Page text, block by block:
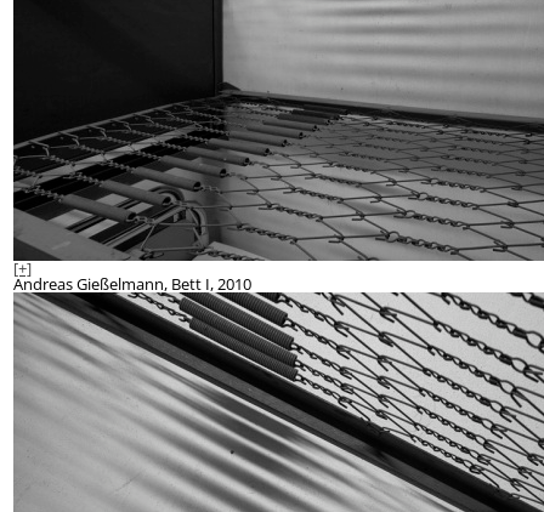
[+]
Andreas Gießelmann, Bett I, 2010